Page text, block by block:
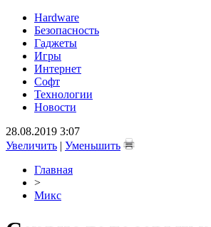
Hardware
Безопасность
Гаджеты
Игры
Интернет
Софт
Технологии
Новости
28.08.2019 3:07
Увеличить | Уменьшить
Главная
>
Микс